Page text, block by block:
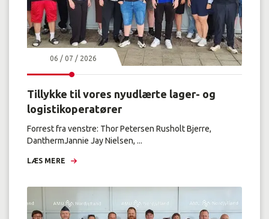
06 / 07 / 2026
Tillykke til vores nyudlærte lager- og
logistikoperatører
Forrest fra venstre: Thor Petersen Rusholt Bjerre,
DanthermJannie Jay Nielsen, ...
LÆS MERE